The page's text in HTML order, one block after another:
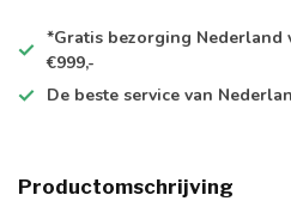
*Gratis bezorging Nederland
€999,-
De beste service van
Productomschrijving